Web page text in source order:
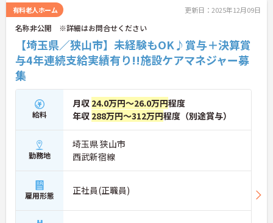
有料老人ホーム 更新日：2025年12月09日
名称非公開 ※詳細はお問合せください
【埼玉県／狭山市】未経験もOK♪賞与＋決算賞
与4年連続支給実績有り!!施設ケアマネジャー募
集
給料
月収 24.0万円～26.0万円程度
年収 288万円～312万円程度（別途賞与）
勤務地
埼玉県 狭山市
西武新宿線
雇用形態 正社員(正職員)